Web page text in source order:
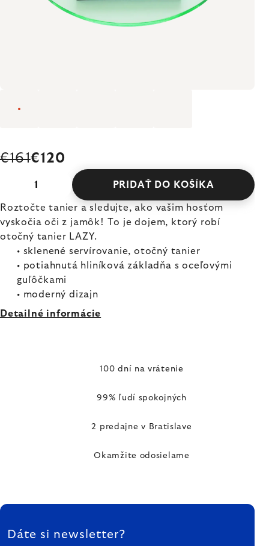
€161€120
PRIDAŤ DO KOŠÍKA
Roztočte tanier a sledujte, ako vašim hosťom
vyskočia oči z jamôk! To je dojem, ktorý robí
otočný tanier LAZY.
• sklenené servírovanie, otočný tanier
• potiahnutá hliníková základňa s oceľovými
guľôčkami
• moderný dizajn
Detailné informácie
100 dní na vrátenie
99% ľudí spokojných
2 predajne v Bratislave
Okamžite odosielame
ZÁPÄTIE
Dáte si newsletter?